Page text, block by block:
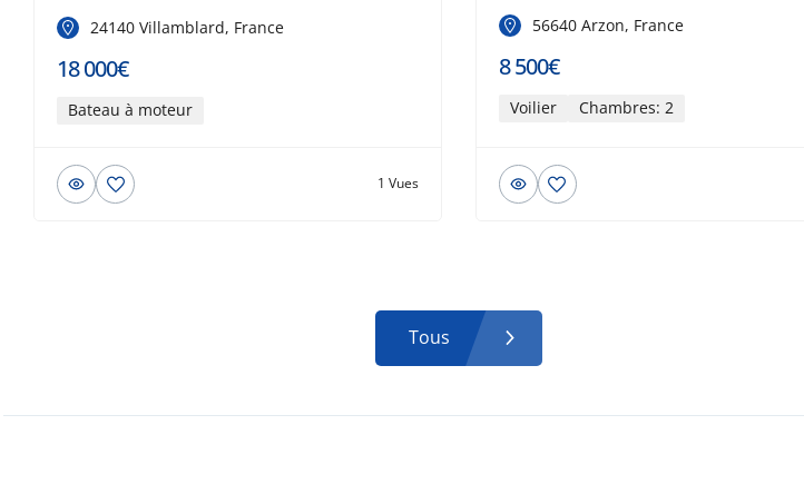
24140 Villamblard, France
18 000€
Bateau à moteur
1 Vues
56640 Arzon, France
8 500€
Voilier Chambres: 2
Tous